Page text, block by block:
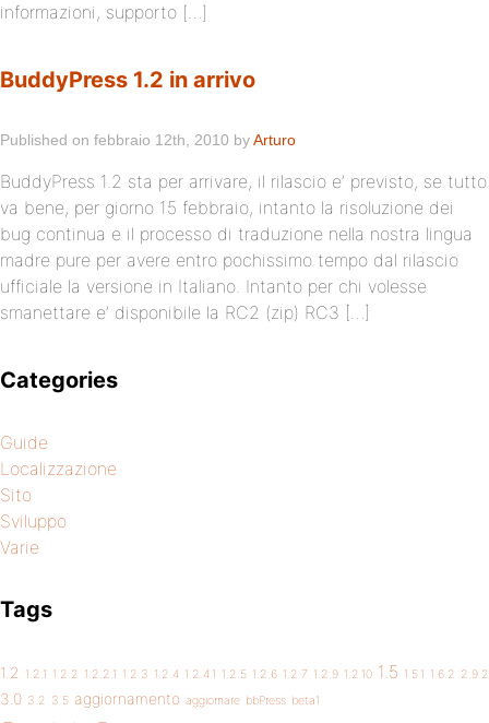
informazioni, supporto […]
BuddyPress 1.2 in arrivo
Published on febbraio 12th, 2010 byArturo
BuddyPress 1.2 sta per arrivare, il rilascio e’ previsto, se tutto
va bene, per giorno 15 febbraio, intanto la risoluzione dei
bug continua e il processo di traduzione nella nostra lingua
madre pure per avere entro pochissimo tempo dal rilascio
ufficiale la versione in Italiano. Intanto per chi volesse
smanettare e’ disponibile la RC2 (zip) RC3 […]
Categories
Guide
Localizzazione
Sito
Sviluppo
Varie
Tags
1.2 1.2.1 1.2.2 1.2.2.1 1.2.3 1.2.4 1.2.4.1 1.2.5 1.2.6 1.2.7 1.2.9 1.2.10 1.5 1.5.1 1.6.2 2.9.2
3.0 3.2 3.5 aggiornamento aggiornare bbPress beta1